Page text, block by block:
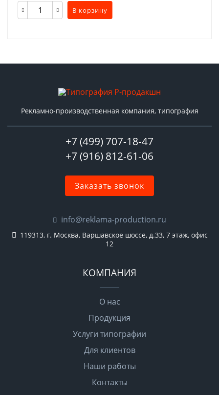
В корзину
Рекламно-производственная компания, типография
+7 (499) 707-18-47
+7 (916) 812-61-06
Заказать звонок
info@reklama-production.ru
119313, г. Москва, Варшавское шоссе, д.33, 7 этаж, офис
12
КОМПАНИЯ
О нас
Продукция
Услуги типографии
Для клиентов
Наши работы
Контакты